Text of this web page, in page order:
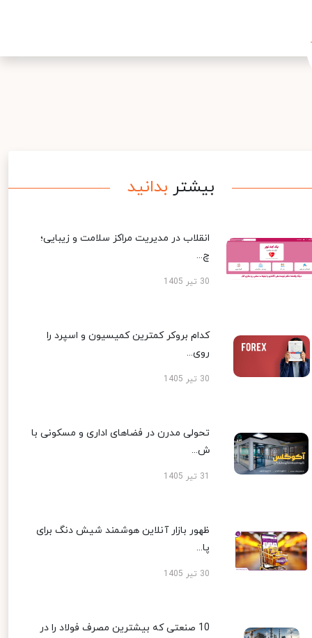
بیشتر بدانید
انقلاب در مدیریت مراکز سلامت و زیبایی؛
چ...
30 تیر 1405
کدام بروکر کمترین کمیسیون و اسپرد را
روی...
30 تیر 1405
تحولی مدرن در فضاهای اداری و مسکونی با
ش...
ظهور بازار آنلاین هوشمند شیش دنگ برای
پا...
30 تیر 1405
10 صنعتی که بیشترین مصرف فولاد را در